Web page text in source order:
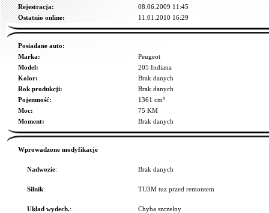
Rejestracja:
08.06.2009 11:45
Ostatnio online:
11.01.2010 16:29
Posiadane auto:
Marka:
Peugeot
Model:
205 Indiana
Kolor:
Brak danych
Rok produkcji:
Brak danych
Pojemność:
1361 cm³
Moc:
75 KM
Moment:
Brak danych
Wprowadzone modyfikacje
Nadwozie: Brak danych
Silnik: TU3M tuz przed remontem
Układ wydech.: Chyba szczelny